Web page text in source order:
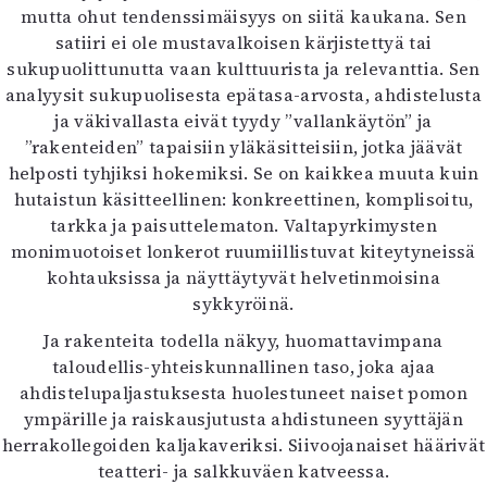
mutta ohut tendenssimäisyys on siitä kaukana. Sen
satiiri ei ole mustavalkoisen kärjistettyä tai
sukupuolittunutta vaan kulttuurista ja relevanttia. Sen
analyysit sukupuolisesta epätasa-arvosta, ahdistelusta
ja väkivallasta eivät tyydy ”vallankäytön” ja
”rakenteiden” tapaisiin yläkäsitteisiin, jotka jäävät
helposti tyhjiksi hokemiksi. Se on kaikkea muuta kuin
hutaistun käsitteellinen: konkreettinen, komplisoitu,
tarkka ja paisuttelematon. Valtapyrkimysten
monimuotoiset lonkerot ruumiillistuvat kiteytyneissä
kohtauksissa ja näyttäytyvät helvetinmoisina
sykkyröinä.
Ja rakenteita todella näkyy, huomattavimpana
taloudellis-yhteiskunnallinen taso, joka ajaa
ahdistelupaljastuksesta huolestuneet naiset pomon
ympärille ja raiskausjutusta ahdistuneen syyttäjän
herrakollegoiden kaljakaveriksi. Siivoojanaiset häärivät
teatteri- ja salkkuväen katveessa.